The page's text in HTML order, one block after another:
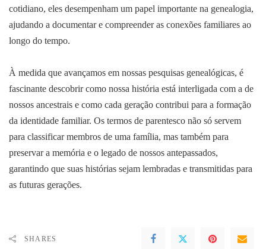
cotidiano, eles desempenham um papel importante na genealogia,
ajudando a documentar e compreender as conexões familiares ao
longo do tempo.
À medida que avançamos em nossas pesquisas genealógicas, é
fascinante descobrir como nossa história está interligada com a de
nossos ancestrais e como cada geração contribui para a formação
da identidade familiar. Os termos de parentesco não só servem
para classificar membros de uma família, mas também para
preservar a memória e o legado de nossos antepassados,
garantindo que suas histórias sejam lembradas e transmitidas para
as futuras gerações.
SHARES